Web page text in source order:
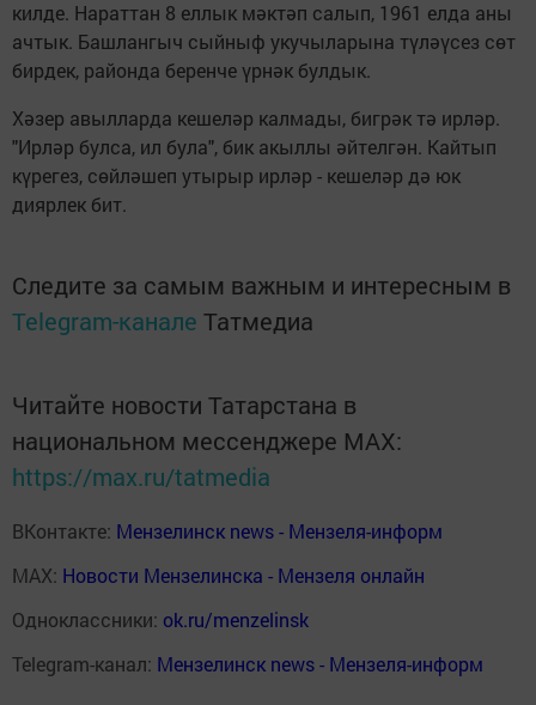
килде. На­раттан 8 еллык мәк­тәп салып, 1961 елда аны
ачтык. Башлангыч сыйныф укучыларына түләүсез сөт
бирдек, районда беренче үр­нәк булдык.
Хәзер авылларда ке­шеләр калмады, бигрәк тә ирләр.
"Ирләр булса, ил була", бик акыллы әйтелгән. Кайтып
күре­гез, сөйләшеп утырыр ирләр - кешеләр дә юк
диярлек бит.
Следите за самым важным и интересным в
Telegram-канале Татмедиа
Читайте новости Татарстана в
национальном мессенджере MАХ:
https://max.ru/tatmedia
ВКонтакте: Мензелинск news - Мензеля-информ
MAX: Новости Мензелинска - Мензеля онлайн
Одноклассники: ok.ru/menzelinsk
Telegram-канал: Мензелинск news - Мензеля-информ